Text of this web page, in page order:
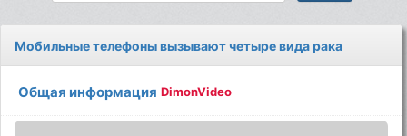
Мобильные телефоны вызывают четыре вида рака
Общая информация DimonVideo